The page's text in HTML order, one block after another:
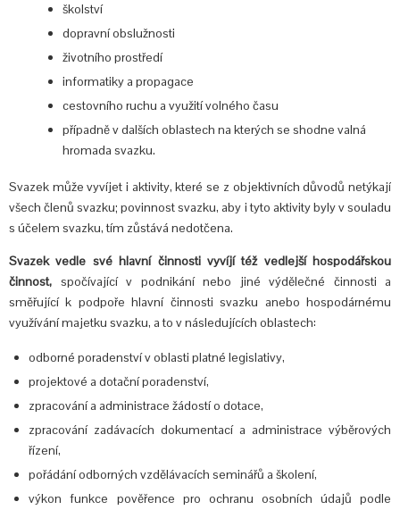
školství
dopravní obslužnosti
životního prostředí
informatiky a propagace
cestovního ruchu a využití volného času
případně v dalších oblastech na kterých se shodne valná
hromada svazku.
Svazek může vyvíjet i aktivity, které se z objektivních důvodů netýkají
všech členů svazku; povinnost svazku, aby i tyto aktivity byly v souladu
s účelem svazku, tím zůstává nedotčena.
Svazek vedle své hlavní činnosti vyvíjí též vedlejší hospodářskou
činnost, spočívající v podnikání nebo jiné výdělečné činnosti a
směřující k podpoře hlavní činnosti svazku anebo hospodárnému
využívání majetku svazku, a to v následujících oblastech:
odborné poradenství v oblasti platné legislativy,
projektové a dotační poradenství,
zpracování a administrace žádostí o dotace,
zpracování zadávacích dokumentací a administrace výběrových
řízení,
pořádání odborných vzdělávacích seminářů a školení,
výkon funkce pověřence pro ochranu osobních údajů podle